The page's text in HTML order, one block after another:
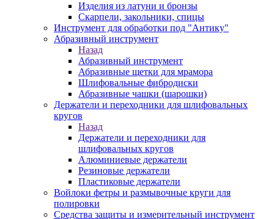
Изделия из латуни и бронзы
Скарпели, закольники, спицы
Инструмент для обработки под "Антику"
Абразивный инструмент
Назад
Абразивный инструмент
Абразивные щетки для мрамора
Шлифовальные фибродиски
Абразивные чашки (шарошки)
Держатели и переходники для шлифовальных
кругов
Назад
Держатели и переходники для
шлифовальных кругов
Алюминиевые держатели
Резиновые держатели
Пластиковые держатели
Войлоки фетры и размывочные круги для
полировки
Средства защиты и измерительный инструмент